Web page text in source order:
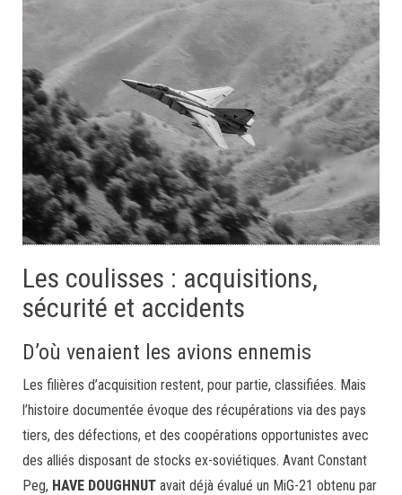
Les coulisses : acquisitions,
sécurité et accidents
D’où venaient les avions ennemis
Les filières d’acquisition restent, pour partie, classifiées. Mais
l’histoire documentée évoque des récupérations via des pays
tiers, des défections, et des coopérations opportunistes avec
des alliés disposant de stocks ex-soviétiques. Avant Constant
Peg, HAVE DOUGHNUT avait déjà évalué un MiG-21 obtenu par